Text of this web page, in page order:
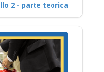
2 - parte teorica